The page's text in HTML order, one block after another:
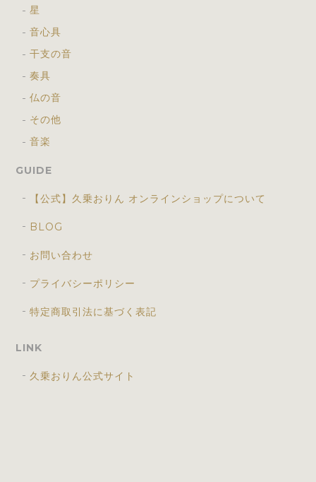
星
音心具
干支の音
奏具
仏の音
その他
音楽
GUIDE
【公式】久乗おりん オンラインショップについて
BLOG
お問い合わせ
プライバシーポリシー
特定商取引法に基づく表記
LINK
久乗おりん公式サイト